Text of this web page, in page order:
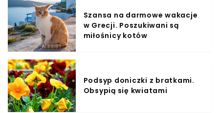
Szansa na darmowe wakacje
w Grecji. Poszukiwani są
miłośnicy kotów
Podsyp doniczki z bratkami.
Obsypią się kwiatami